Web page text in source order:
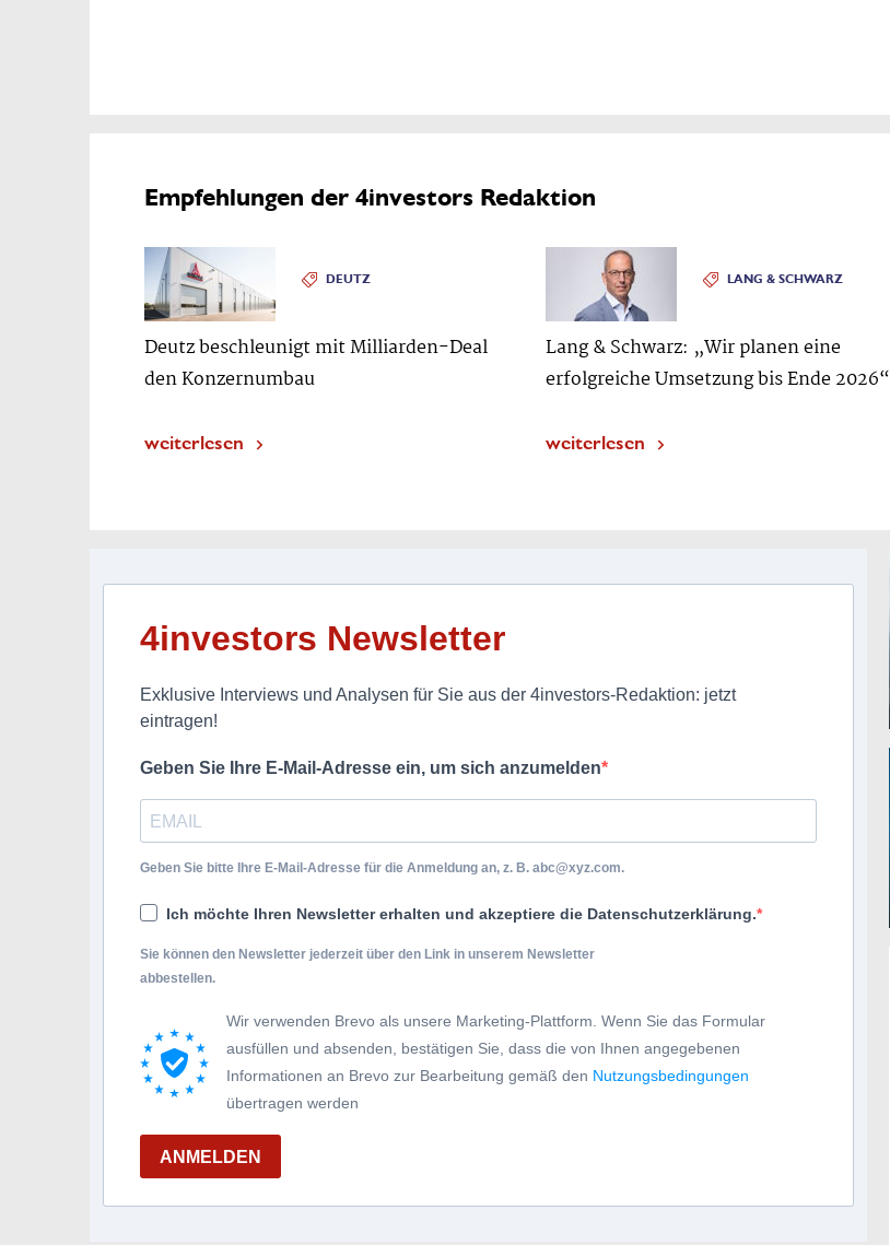
Empfehlungen der 4investors Redaktion
DEUTZ
Deutz beschleunigt mit Milliarden-Deal
den Konzernumbau
weiterlesen
LANG & SCHWARZ
Lang & Schwarz: „Wir planen eine
erfolgreiche Umsetzung bis Ende 2026“
weiterlesen
4investors Newsletter
Exklusive Interviews und Analysen für Sie aus der 4investors-Redaktion: jetzt
eintragen!
Geben Sie Ihre E-Mail-Adresse ein, um sich anzumelden
Geben Sie bitte Ihre E-Mail-Adresse für die Anmeldung an, z. B. abc@xyz.com.
Ich möchte Ihren Newsletter erhalten und akzeptiere die Datenschutzerklärung.
Sie können den Newsletter jederzeit über den Link in unserem Newsletter
abbestellen.
Wir verwenden Brevo als unsere Marketing-Plattform. Wenn Sie das Formular
ausfüllen und absenden, bestätigen Sie, dass die von Ihnen angegebenen
Informationen an Brevo zur Bearbeitung gemäß den Nutzungsbedingungen
übertragen werden
ANMELDEN